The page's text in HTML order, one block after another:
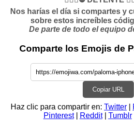
Nos harías el día si compartes y
sobre estos increíbles
De parte de todo el equipo
Comparte los Emojis de
Copiar URL
Haz clic para compartir en: Twitter
Pinterest| Reddit| Tumblr|